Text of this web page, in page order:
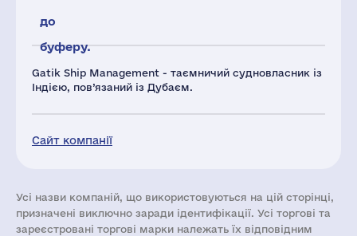
Gatik Ship Management - таємничий судновласник із
Індією, пов’язаний із Дубаєм.
Сайт компанії
до
буферу.
Усі назви компаній, що використовуються на цій сторінці,
призначені виключно заради ідентифікації. Усі торгові та
зареєстровані торгові марки належать їх відповідним